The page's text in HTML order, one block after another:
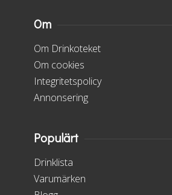
Om
Om Drinkoteket
Om cookies
Integritetspolicy
Annonsering
Populärt
Drinklista
Varumärken